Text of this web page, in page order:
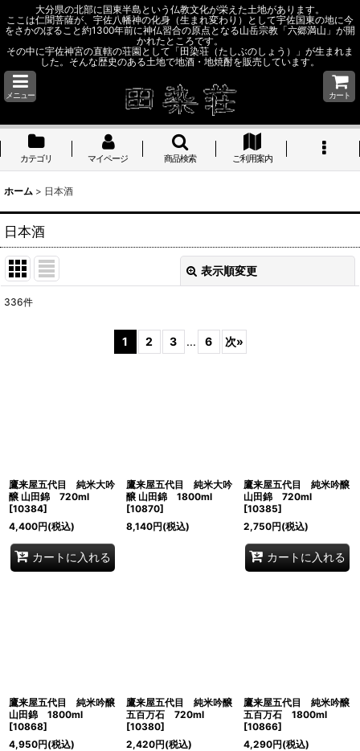
大分県の北部に国東半島という仏教文化が栄えた土地があります。
ここは仁聞菩薩が、宇佐八幡神の化身（生まれ変わり）として宇佐国東の地に今
をさかのぼること約1300年前に神仏習合の原点となる山岳宗教「六郷満山」が開
かれたところです。
その中に宇佐神宮の直轄の荘園として「田染荘（たしぶのしょう）」が生まれま
した。そんな歴史のある土地で地酒・地焼酎を販売しています。
メニュー カート
カテゴリ マイページ 商品検索 ご利用案内
ホーム > 日本酒
日本酒
表示順変更
336件
1 2 3 ... 6 次»
鷹来屋五代目 純米大吟
醸 山田錦 720ml
[10384]
4,400円(税込)
カートに入れる
鷹来屋五代目 純米大吟
醸 山田錦 1800ml
[10870]
8,140円(税込)
鷹来屋五代目 純米吟醸
山田錦 720ml
[10385]
2,750円(税込)
カートに入れる
鷹来屋五代目 純米吟醸
山田錦 1800ml
[10868]
4,950円(税込)
鷹来屋五代目 純米吟醸
五百万石 720ml
[10380]
2,420円(税込)
鷹来屋五代目 純米吟醸
五百万石 1800ml
[10866]
4,290円(税込)